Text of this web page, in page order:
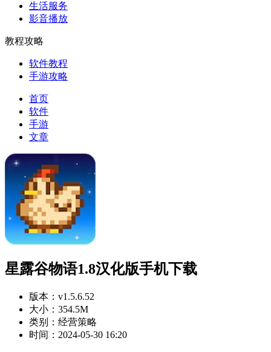
生活服务
影音播放
教程攻略
软件教程
手游攻略
首页
软件
手游
文章
星露谷物语1.8汉化版手机下载
版本： v1.5.6.52
大小： 354.5M
类别： 经营策略
时间： 2024-05-30 16:20